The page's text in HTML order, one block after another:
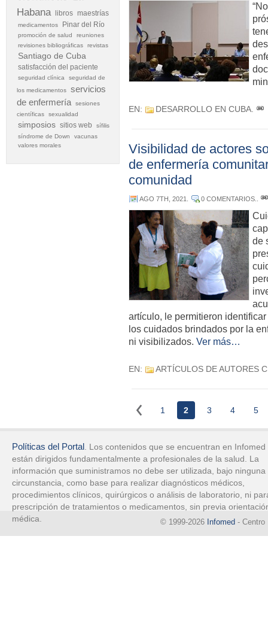
EN: DESARROLLO EN CUBA.
Visibilidad de actores
de enfermería
comunidad
AGO 7TH, 2021 0 COMENTARIOS.
de
artículo, le permitieron
los cuidados brindados por la
ni visibilizados. Ver más…
EN: ARTÍCULOS DE AUTORES
1 2 3 4 5
Habana libros maestrías
medicamentos Pinar del Río
promoción de salud
reuniones
revisiones bibliográficas
revistas
Santiago de Cuba
satisfacción del paciente
seguridad clínica
seguridad de
los medicamentos
servicios
de enfermería
sesiones
científicas
sexualidad
simposios sitios web
sífilis
síndrome de Down
vacunas
valores morales
Políticas del Portal. Los contenidos que se encuentran en Infomed
están dirigidos fundamentalmente a profesionales de la salud. La
información que suministramos no debe ser utilizada, bajo ninguna
circunstancia, como base para realizar diagnósticos médicos,
procedimientos clínicos, quirúrgicos o análisis de laboratorio, ni
prescripción de tratamientos o medicamentos, sin previa
médica.
© 1999-2026 Infomed - Centro